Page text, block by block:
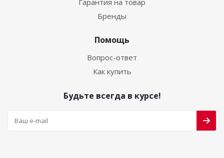
Гарантия на товар
Бренды
Помощь
Вопрос-ответ
Как купить
Будьте всегда в курсе!